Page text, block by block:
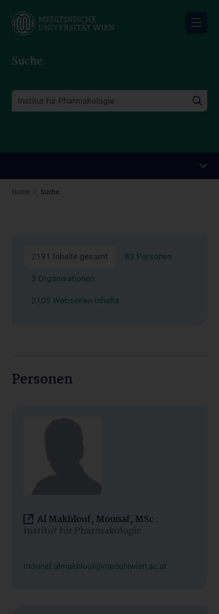
main
Suche
Home Suche
2191 Inhalte gesamt 83 Personen
3 Organisationen
2105 Webseiten-Inhalte
Personen
Al Makhlouf, Mounaf, MSc
Institut für Pharmakologie
mounaf.almakhlouf@meduniwien.ac.at